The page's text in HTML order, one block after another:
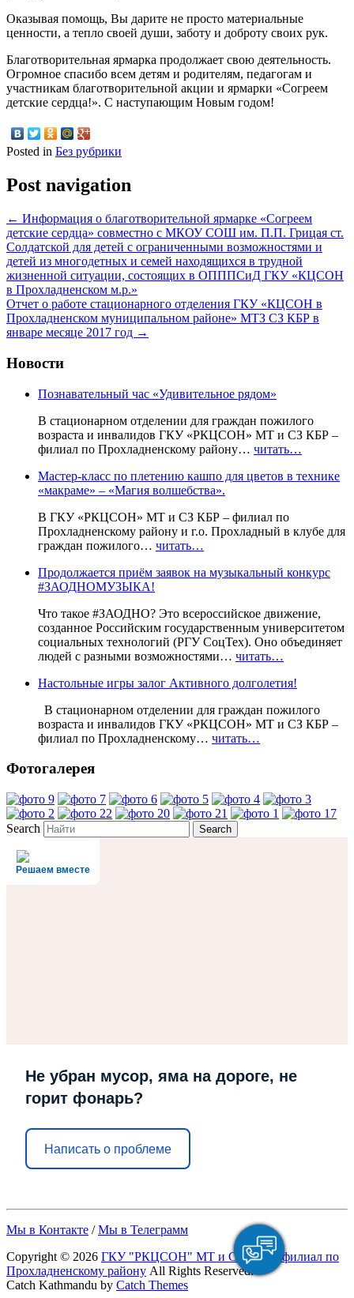
Оказывая помощь, Вы дарите не просто материальные
ценности, а тепло своей души, заботу и доброту своих рук.
Благотворительная ярмарка продолжает свою деятельность.
Огромное спасибо всем детям и родителям, педагогам и
участникам благотворительной акции и ярмарки «Согреем
детские сердца!». С наступающим Новым годом!
Posted in Без рубрики
Post navigation
← Информация о благотворительной ярмарке «Согреем
детские сердца» совместно с МКОУ СОШ им. П.П. Грицая ст.
Солдатской для детей с ограниченными возможностями и
детей из многодетных и семей находящихся в трудной
жизненной ситуации, состоящих в ОПППСиД ГКУ «КЦСОН
в Прохладненском м.р.»
Отчет о работе стационарного отделения ГКУ «КЦСОН в
Прохладненском муниципальном районе» МТЗ СЗ КБР в
январе месяце 2017 год →
Новости
Познавательный час «Удивительное рядом»
В стационарном отделении для граждан пожилого
возраста и инвалидов ГКУ «РКЦСОН» МТ и СЗ КБР –
филиал по Прохладненскому району… читать…
Мастер-класс по плетению кашпо для цветов в технике
«макраме» – «Магия волшебства».
В ГКУ «РКЦСОН» МТ и СЗ КБР – филиал по
Прохладненскому району и г.о. Прохладный в клубе для
граждан пожилого… читать…
Продолжается приём заявок на музыкальный конкурс
#ЗАОДНОМУЗЫКА!
Что такое #ЗАОДНО? Это всероссийское движение,
созданное Российским государственным университетом
социальных технологий (РГУ СоцТех). Оно объединяет
людей с разными возможностями… читать…
Настольные игры залог Активного долголетия!
В стационарном отделении для граждан пожилого
возраста и инвалидов ГКУ «РКЦСОН» МТ и СЗ КБР –
филиал по Прохладненскому… читать…
Фотогалерея
Search
Решаем вместе
Не убран мусор, яма на дороге, не
горит фонарь?
Написать о проблеме
Мы в Контакте /Мы в Телеграмм
Copyright © 2026 ГКУ "РКЦСОН" МТ и СЗ КБР – филиал по
Прохладненскому району All Rights Reserved.
Catch Kathmandu by Catch Themes